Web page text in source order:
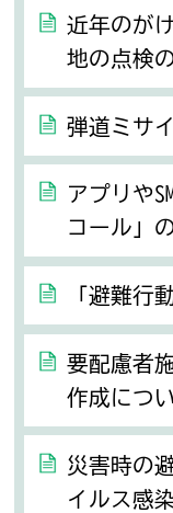
近年のが
地の点検
弾道ミサ
アプリや
コール」
「避難行
要配慮者
作成につ
災害時の
イルス感